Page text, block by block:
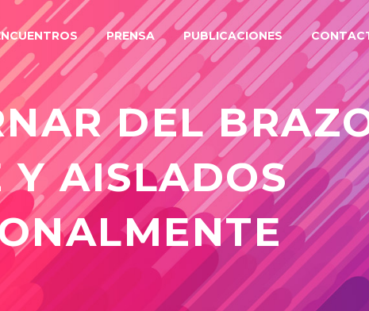
PRENSA PUBLICACIONES
DEL
Y AISLADOS